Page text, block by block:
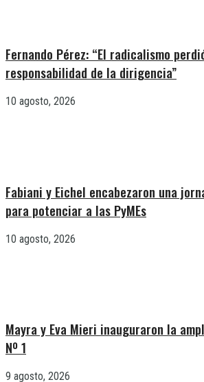
Fernando Pérez: “El radicalismo
responsabilidad de la dirigencia”
10 agosto, 2026
Fabiani y Eichel encabezaron una
para potenciar a las PyMEs
10 agosto, 2026
Mayra y Eva Mieri inauguraron la
Nº 1
9 agosto, 2026